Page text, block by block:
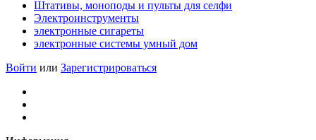
Штативы, моноподы и пульты для селфи
Электроинструменты
электронные сигареты
электронные системы умный дом
Войти или Зарегистрироваться